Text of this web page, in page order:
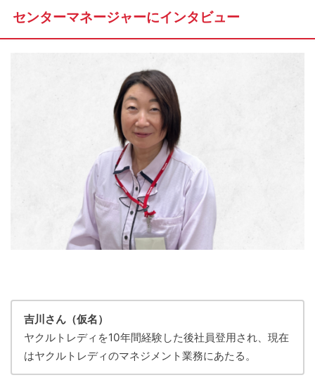
センターマネージャーにインタビュー
吉川さん（仮名）
ヤクルトレディを10年間経験した後社員登用され、現在
はヤクルトレディのマネジメント業務にあたる。